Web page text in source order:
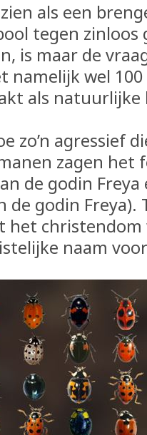
als een
tegen zinloos
is maar de
namelijk wel
als natuurlijke
zo’n agressief
zagen het
de godin
de godin
het christendom
naam